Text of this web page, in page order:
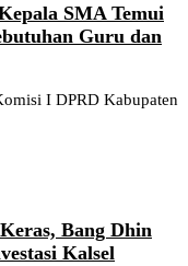
SMA Temui
Guru dan
I DPRD Kabupaten
Bang Dhin
Kalsel